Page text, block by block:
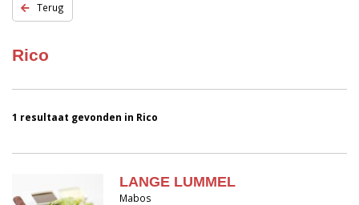
Terug
Rico
1 resultaat gevonden in Rico
LANGE LUMMEL
Mabos